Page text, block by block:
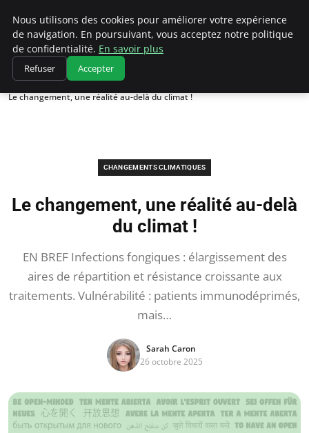
Climatedebtagents
Accueil
Changements climatiques
Le changement, une réalité au-delà du climat !
CHANGEMENTS CLIMATIQUES
Le changement, une réalité au-delà
du climat !
EN BREF Infections fongiques : élargissement des
aires de répartition et résistance croissante aux
traitements. Vulnérabilité : patients immunodéprimés,
mais…
Sarah Caron
26 octobre 2025
Nous utilisons des cookies pour améliorer votre expérience
de navigation. En poursuivant, vous acceptez notre politique
de confidentialité. En savoir plus
Refuser Accepter